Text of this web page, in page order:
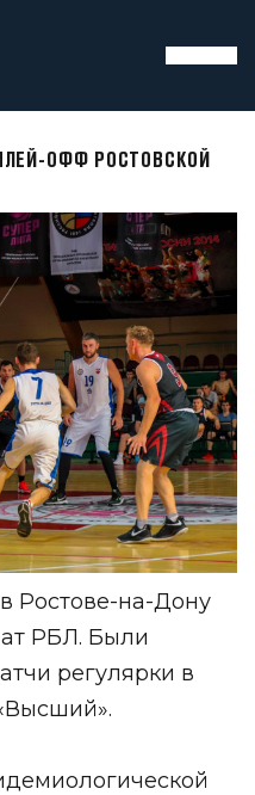
ОФФ РОСТОВСКОЙ
Ростове-на-Дону
РБЛ. Были
регулярки в